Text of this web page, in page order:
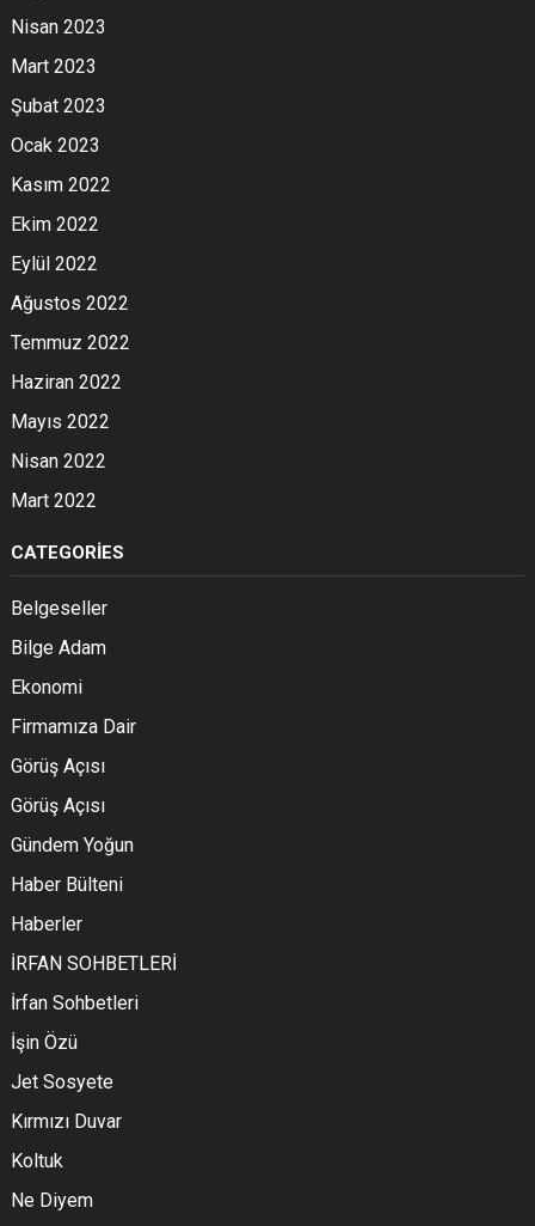
Nisan 2023
Mart 2023
Şubat 2023
Ocak 2023
Kasım 2022
Ekim 2022
Eylül 2022
Ağustos 2022
Temmuz 2022
Haziran 2022
Mayıs 2022
Nisan 2022
Mart 2022
CATEGORIES
Belgeseller
Bilge Adam
Ekonomi
Firmamıza Dair
Görüş Açısı
Görüş Açısı
Gündem Yoğun
Haber Bülteni
Haberler
İRFAN SOHBETLERİ
İrfan Sohbetleri
İşin Özü
Jet Sosyete
Kırmızı Duvar
Koltuk
Ne Diyem